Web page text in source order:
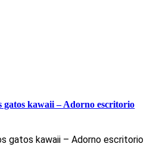
gatos kawaii – Adorno escritorio
gatos kawaii – Adorno escritorio